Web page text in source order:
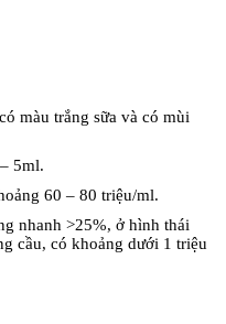
màu trắng sữa và có mùi
5ml.
60 – 80 triệu/ml.
nhanh >25%, ở hình thái
cầu, có khoảng dưới 1 triệu